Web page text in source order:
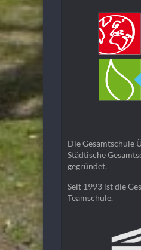
Die Gesamtschule
Städtische
gegründet.
Seit 1993 ist die
Teamschule.